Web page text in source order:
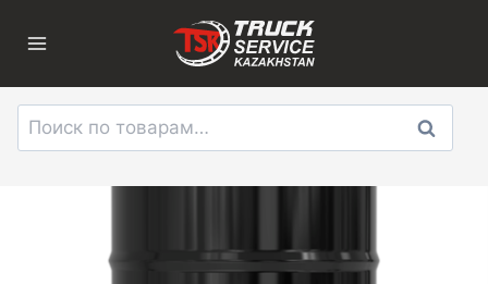
Искать: Поиск